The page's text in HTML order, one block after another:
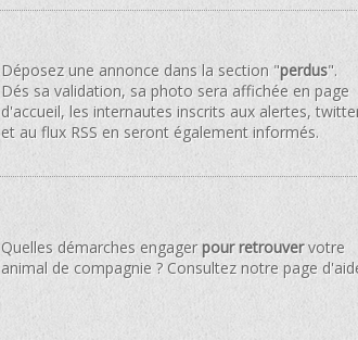
Déposez une annonce dans la section "perdus".
Dés sa validation, sa photo sera affichée en page
d'accueil, les internautes inscrits aux alertes,
et au flux RSS en seront également informés.
Quelles démarches engagerpour retrouvervotre
animal de compagnie ? Consultez notre page